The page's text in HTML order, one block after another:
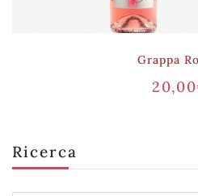
Ricerca
Grappa
20,00